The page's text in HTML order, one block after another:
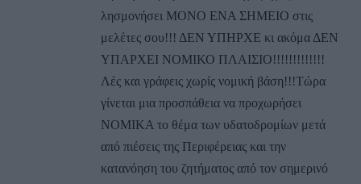
λησμονήσει ΜΟΝΟ ΕΝΑ ΣΗΜΕΙΟ στις
μελέτες σου!!! ΔΕΝ ΥΠΗΡΧΕ κι ακόμα ΔΕΝ
ΥΠΑΡΧΕΙ ΝΟΜΙΚΟ ΠΛΑΙΣΙΟ!!!!!!!!!!!!!
Λές και γράφεις χωρίς νομική βάση!!!Τώρα
γίνεται μια προσπάθεια να προχωρήσει
ΝΟΜΙΚΑ το θέμα των υδατοδρομίων μετά
από πιέσεις της Περιφέρειας και την
κατανόηση του ζητήματος από τον σημερινό